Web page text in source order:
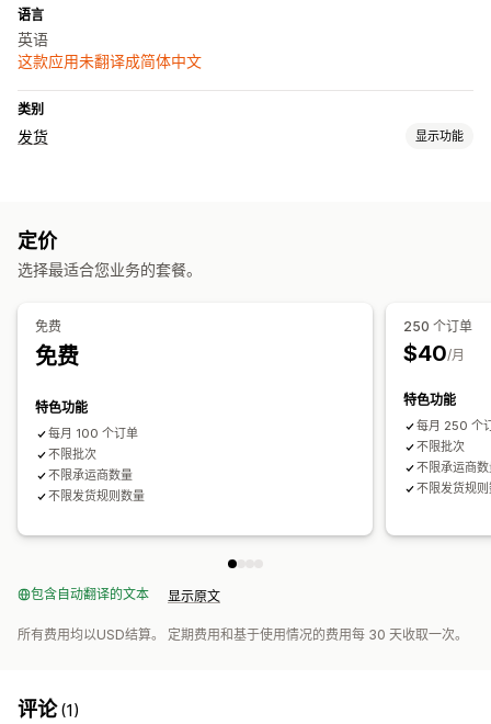
语言
英语
这款应用未翻译成简体中文
类别
发货 显示功能
定价
选择最适合您业务的套餐。
免费
免费
特色功能
每月 100 个订单
不限批次
不限承运商数量
不限发货规则数量
250 个订单
$40/月
特色功能
每月 250 个
不限批次
不限承运商
不限发货规
包含自动翻译的文本 显示原文
所有费用均以USD结算。 定期费用和基于使用情况的费用每 30 天收取一次。
评论(1)